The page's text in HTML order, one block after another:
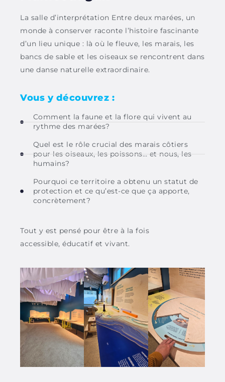
La salle d’interprétation Entre deux marées, un
monde à conserver raconte l’histoire fascinante
d’un lieu unique : là où le fleuve, les marais, les
bancs de sable et les oiseaux se rencontrent dans
une danse naturelle extraordinaire.
Vous y découvrez :
Comment la faune et la flore qui vivent au
rythme des marées?
Quel est le rôle crucial des marais côtiers
pour les oiseaux, les poissons… et nous, les
humains?
Pourquoi ce territoire a obtenu un statut de
protection et ce qu’est-ce que ça apporte,
concrètement?
Tout y est pensé pour être à la fois
accessible, éducatif et vivant.